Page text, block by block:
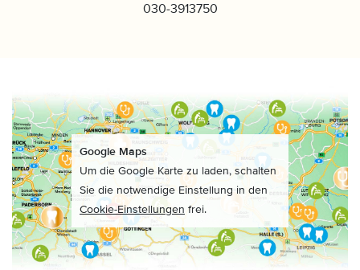
030-3913750
Google Maps
Um die Google Karte zu laden, schalten
Sie die notwendige Einstellung in den
Cookie-Einstellungen frei.